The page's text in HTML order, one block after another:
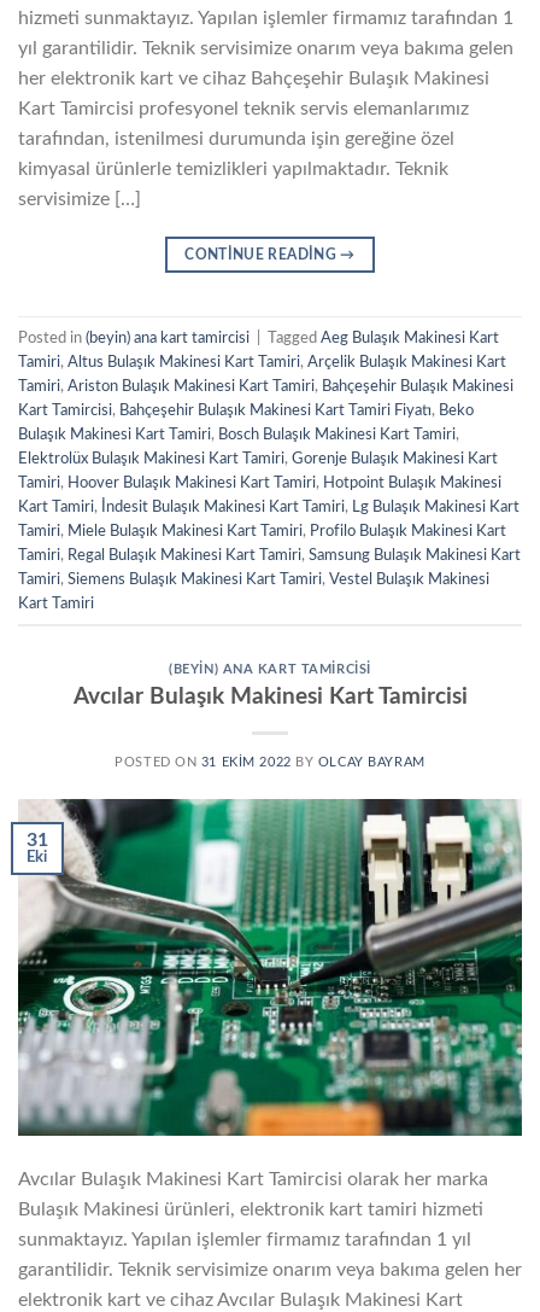
hizmeti sunmaktayız. Yapılan işlemler firmamız tarafından 1
yıl garantilidir. Teknik servisimize onarım veya bakıma gelen
her elektronik kart ve cihaz Bahçeşehir Bulaşık Makinesi
Kart Tamircisi profesyonel teknik servis elemanlarımız
tarafından, istenilmesi durumunda işin gereğine özel
kimyasal ürünlerle temizlikleri yapılmaktadır. Teknik
servisimize […]
CONTINUE READING→
Posted in (beyin) ana kart tamircisi Tagged Aeg Bulaşık Makinesi Kart
Tamiri, Altus Bulaşık Makinesi Kart Tamiri, Arçelik Bulaşık Makinesi Kart
Tamiri, Ariston Bulaşık Makinesi Kart Tamiri, Bahçeşehir Bulaşık Makinesi
Kart Tamircisi, Bahçeşehir Bulaşık Makinesi Kart Tamiri Fiyatı, Beko
Bulaşık Makinesi Kart Tamiri, Bosch Bulaşık Makinesi Kart Tamiri,
Elektrolüx Bulaşık Makinesi Kart Tamiri, Gorenje Bulaşık Makinesi Kart
Tamiri, Hoover Bulaşık Makinesi Kart Tamiri, Hotpoint Bulaşık Makinesi
Kart Tamiri, İndesit Bulaşık Makinesi Kart Tamiri,
Lg Bulaşık Makinesi Kart
Tamiri, Miele Bulaşık Makinesi Kart Tamiri, Profilo Bulaşık Makinesi Kart
Tamiri, Regal Bulaşık Makinesi Kart Tamiri, Samsung Bulaşık Makinesi Kart
Tamiri, Siemens Bulaşık Makinesi Kart Tamiri, Vestel Bulaşık Makinesi
Kart Tamiri
(BEYIN) ANA KART TAMIRCISI
Avcılar Bulaşık Makinesi Kart Tamircisi
POSTED ON 31 EKIM 2022 BY OLCAY BAYRAM
31
Eki
Avcılar Bulaşık Makinesi Kart Tamircisi olarak her marka
Bulaşık Makinesi ürünleri, elektronik kart tamiri hizmeti
sunmaktayız. Yapılan işlemler firmamız tarafından 1 yıl
garantilidir. Teknik servisimize onarım veya bakıma gelen her
elektronik kart ve cihaz Avcılar Bulaşık Makinesi Kart